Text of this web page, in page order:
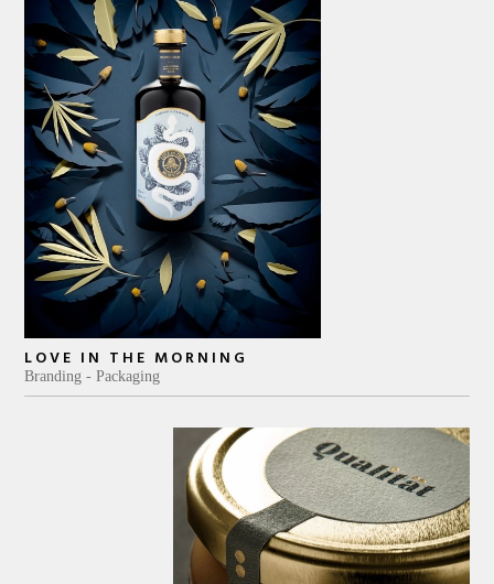
LOVE IN THE MORNING
Branding Packaging